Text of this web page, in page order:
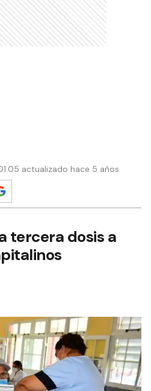
actualizado hace 5 años
tercera dosis a